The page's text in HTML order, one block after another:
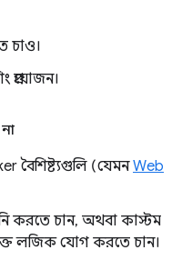
চাও।
বৈশিষ্ট্যগুলি (যেমনWeb
করতে চান, অথবা কাস্টম
লজিক যোগ করতে চান।